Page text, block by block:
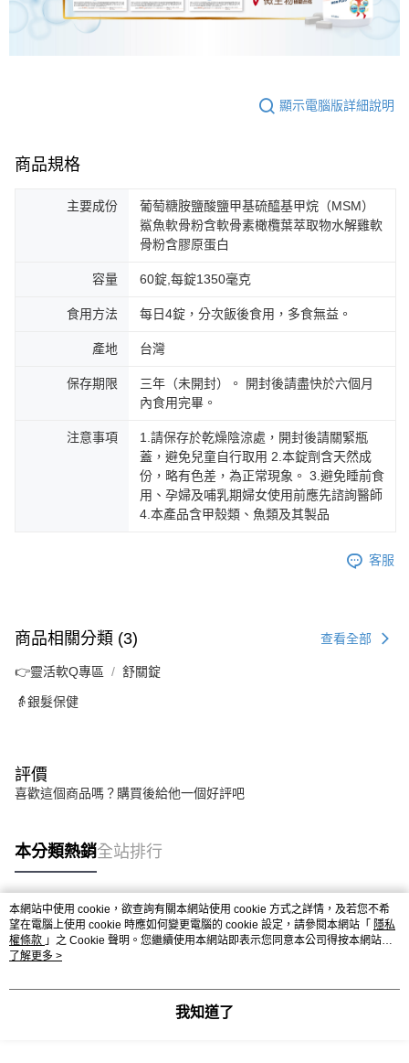
顯示電腦版詳細說明
商品規格
主要成份
葡萄糖胺鹽酸鹽甲基硫醯基甲烷（MSM）
鯊魚軟骨粉含軟骨素橄欖葉萃取物水解雞軟
骨粉含膠原蛋白
容量 60錠,每錠1350毫克
食用方法 每日4錠，分次飯後食用，多食無益。
產地 台灣
保存期限
三年（未開封）。 開封後請盡快於六個月
內食用完畢。
注意事項
1.請保存於乾燥陰涼處，開封後請關緊瓶
蓋，避免兒童自行取用 2.本錠劑含天然成
份，略有色差，為正常現象。 3.避免睡前食
用、孕婦及哺乳期婦女使用前應先諮詢醫師
4.本產品含甲殼類、魚類及其製品
客服
商品相關分類 (3) 查看全部
👉靈活軟Q專區 舒關錠
👵銀髮保健
評價
喜歡這個商品嗎？購買後給他一個好評吧
本分類熱銷全站排行
熱門標籤
本網站中使用 cookie，欲查詢有關本網站使用 cookie 方式之詳情，及若您不希
望在電腦上使用 cookie 時應如何變更電腦的 cookie 設定，請參閱本網站「 隱私
權條款 」之 Cookie 聲明。您繼續使用本網站即表示您同意本公司得按本網站使
用條款之 Cookie 聲明使用 cookie。
了解更多 >
我知道了